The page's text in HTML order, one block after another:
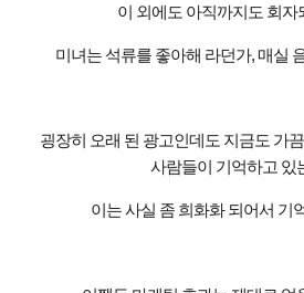
이 외에도 아직까지도 회자
미녀는 석류를 좋아해 라던가,매실
굉장히 오래 된 광고인데도 지금도 가
사람들이 기억하고 있
이는 사실 좀 희화화 되어서 기